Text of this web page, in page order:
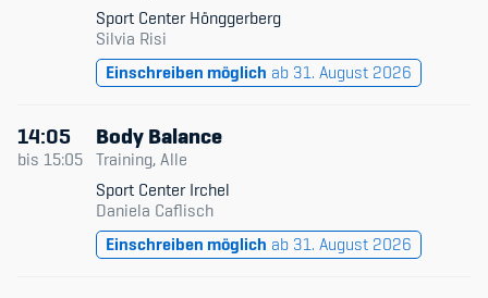
Sport Center Hönggerberg
Silvia Risi
Einschreiben möglich ab 31. August 2026
14:05
bis 15:05
Body Balance
Training, Alle
Sport Center Irchel
Daniela Caflisch
Einschreiben möglich ab 31. August 2026